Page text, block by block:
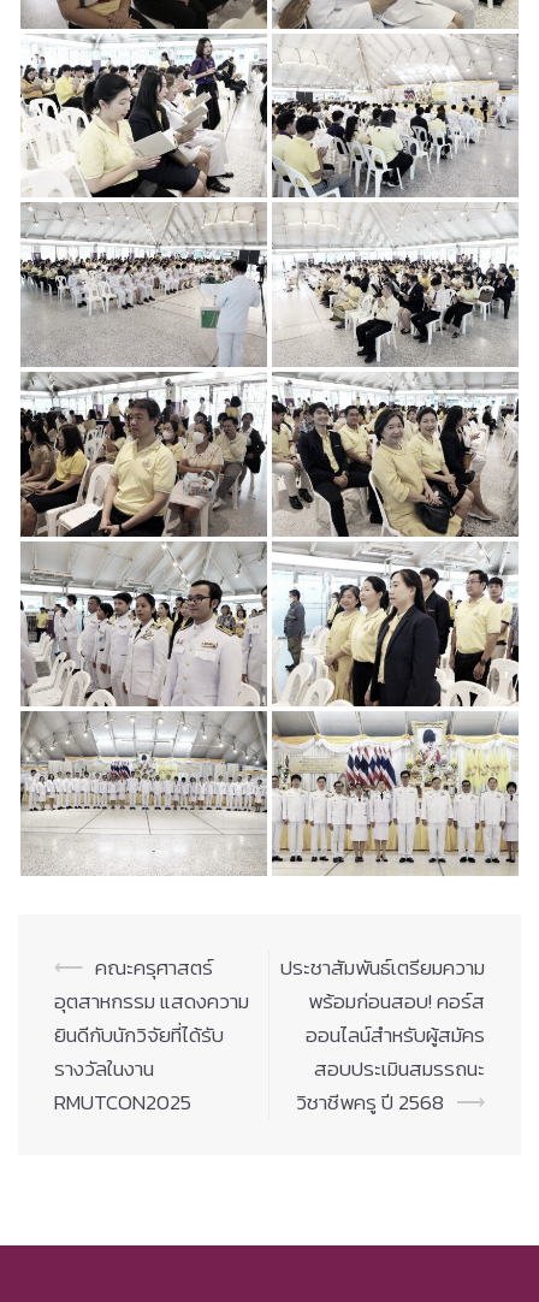
Post
navigation
⟵ คณะครุศาสตร์
อุตสาหกรรม แสดงความ
ยินดีกับนักวิจัยที่ได้รับ
รางวัลในงาน
RMUTCON2025
ประชาสัมพันธ์เตรียมความ
พร้อมก่อนสอบ! คอร์ส
ออนไลน์สำหรับผู้สมัคร
สอบประเมินสมรรถนะ
วิชาชีพครู ปี 2568 ⟶